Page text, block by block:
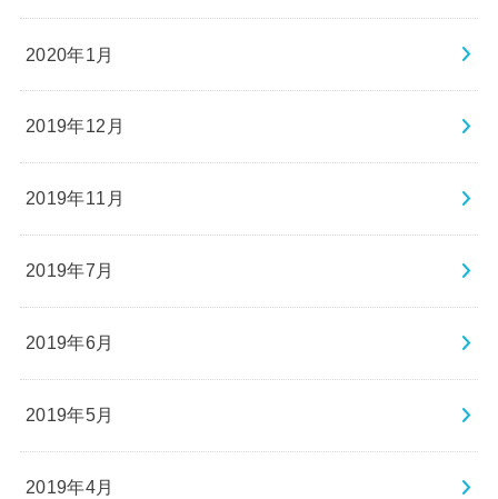
2020年1月
2019年12月
2019年11月
2019年7月
2019年6月
2019年5月
2019年4月